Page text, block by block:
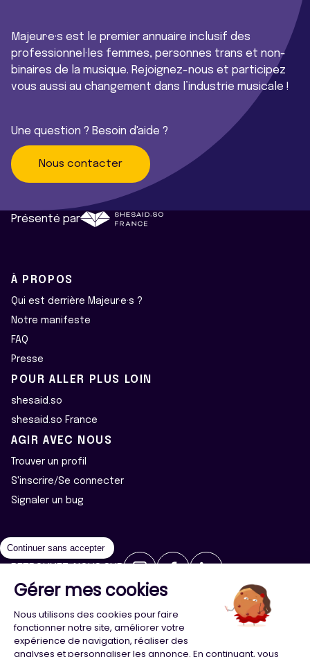
Majeur·e·s est le premier annuaire inclusif des
professionnel·les femmes, personnes trans et non-
binaires de la musique. Rejoignez-nous et participez
vous aussi au changement dans l’industrie musicale !
Une question ? Besoin d'aide ?
Nous contacter
Présenté par
À PROPOS
Qui est derrière Majeur·e·s ?
Notre manifeste
FAQ
Presse
POUR ALLER PLUS LOIN
shesaid.so
shesaid.so France
AGIR AVEC NOUS
Trouver un profil
S'inscrire/Se connecter
Signaler un bug
2026 ©Majeur·e·s - Tous droits réservés
Politique de confidentialité
Cookies
Conception Agence Adeliom
Continuer sans accepter
Gérer mes cookies
Nous utilisons des cookies pour faire
fonctionner notre site, améliorer votre
expérience de navigation, réaliser des
analyses et personnaliser les annonce. En continuant, vous